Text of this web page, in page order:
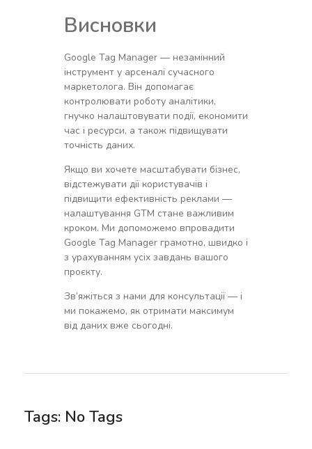
Висновки
Google Tag Manager — незамінний
інструмент у арсеналі сучасного
маркетолога. Він допомагає
контролювати роботу аналітики,
гнучко налаштовувати події, економити
час і ресурси, а також підвищувати
точність даних.
Якщо ви хочете масштабувати бізнес,
відстежувати дії користувачів і
підвищити ефективність реклами —
налаштування GTM стане важливим
кроком. Ми допоможемо впровадити
Google Tag Manager грамотно, швидко і
з урахуванням усіх завдань вашого
проєкту.
Зв’яжіться з нами для консультації — і
ми покажемо, як отримати максимум
від даних вже сьогодні.
Tags: No Tags